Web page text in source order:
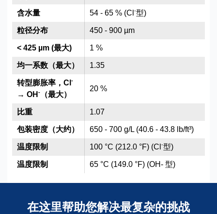
54 - 65 % (Cl -型)
450 - 900 µm
1 %
1.35
20 %
1.07
650 - 700 g/L (40.6 - 43.8 lb/ft³)
100 °C (212.0 °F) (Cl -型)
65 °C (149.0 °F) (OH- 型)
含水量
粒径分布
< 425 µm (最大)
均一系数（最大）
转型膨胀率，Cl -
→ OH - （最大）
比重
包装密度（大约）
温度限制
温度限制
在这里帮助您解决最复杂的挑战